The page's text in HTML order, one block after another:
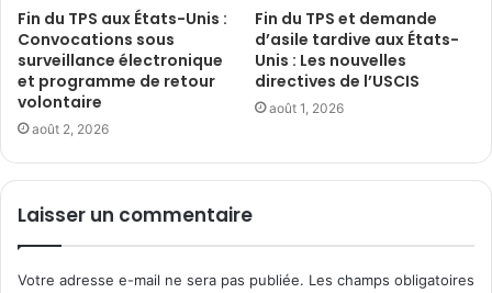
Fin du TPS aux États-Unis :
Convocations sous
surveillance électronique
et programme de retour
volontaire
août 2, 2026
Fin du TPS et demande
d’asile tardive aux États-
Unis : Les nouvelles
directives de l’USCIS
août 1, 2026
Laisser un commentaire
Votre adresse e-mail ne sera pas publiée. Les champs obligatoires